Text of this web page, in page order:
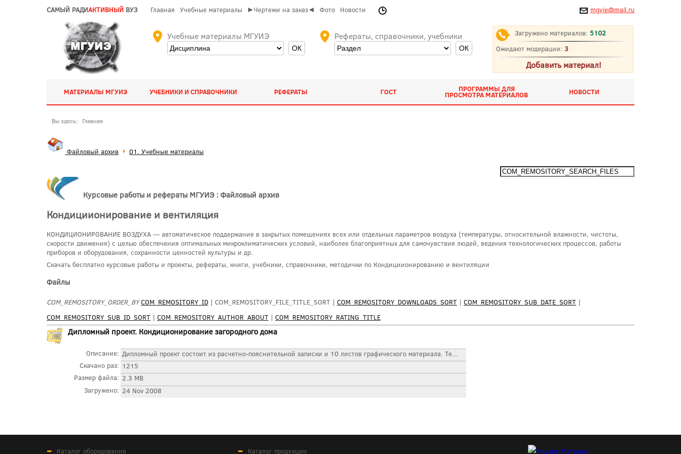
САМЫЙ РАДИАКТИВНЫЙ ВУЗ Главная Учебные материалы ►Чертежи на заказ◄ Фото Новости mgyie@mail.ru
Учебные материалы МГУИЭ Рефераты, справочники, учебники Загружено материалов: 5102
Ожидают модерации: 3
Добавить материал!
МАТЕРИАЛЫ МГУИЭ УЧЕБНИКИ И СПРАВОЧНИКИ РЕФЕРАТЫ ГОСТ ПРОГРАММЫ ДЛЯ
ПРОСМОТРА МАТЕРИАЛОВ НОВОСТИ
Вы здесь: Главная
Файловый архив 01. Учебные материалы
Курсовые работы и рефераты МГУИЭ : Файловый архив
Кондициионирование и вентиляция
КОНДИЦИОНИРОВАНИЕ ВОЗДУХА — автоматическое поддержание в закрытых помещениях всех или отдельных параметров воздуха (температуры, относительной влажности, чистоты,
скорости движения) с целью обеспечения оптимальных микроклиматических условий, наиболее благоприятных для самочувствия людей, ведения технологических процессов, работы
приборов и оборудования, сохранности ценностей культуры и др.
Скачать бесплатно курсовые работы и проекты, рефераты, книги, учебники, справочники, методички по Кондициионированию и вентиляции
Файлы
COM_REMOSITORY_ORDER_BYCOM_REMOSITORY_ID | COM_REMOSITORY_FILE_TITLE_SORT | COM_REMOSITORY_DOWNLOADS_SORT | COM_REMOSITORY_SUB_DATE_SORT |
COM_REMOSITORY_SUB_ID_SORT | COM_REMOSITORY_AUTHOR_ABOUT | COM_REMOSITORY_RATING_TITLE
Дипломный проект. Кондиционирование загородного дома
Описание: Дипломный проект состоит из расчетно-пояснительной записки и 10 листов графического материала. Те...
Скачано раз: 1215
Размер файла: 2.3 MB
Загружено: 24 Nov 2008
Каталог оборудования Каталог продукции